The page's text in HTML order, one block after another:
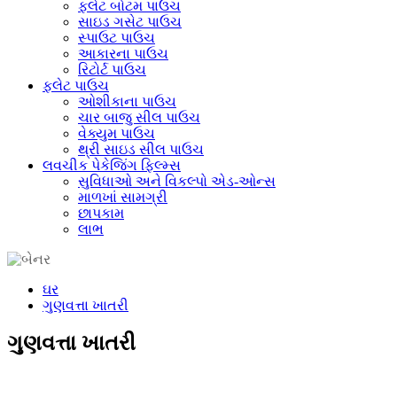
ફ્લેટ બોટમ પાઉચ
સાઇડ ગસેટ પાઉચ
સ્પાઉટ પાઉચ
આકારના પાઉચ
રિટોર્ટ પાઉચ
ફ્લેટ પાઉચ
ઓશીકાના પાઉચ
ચાર બાજુ સીલ પાઉચ
વેક્યુમ પાઉચ
થ્રી સાઇડ સીલ પાઉચ
લવચીક પેકેજિંગ ફિલ્મ્સ
સુવિધાઓ અને વિકલ્પો એડ-ઓન્સ
માળખાં સામગ્રી
છાપકામ
લાભ
ઘર
ગુણવત્તા ખાતરી
ગુણવત્તા ખાતરી